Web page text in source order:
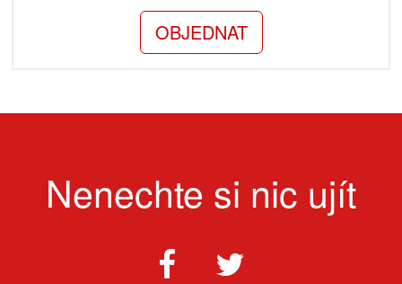
OBJEDNAT
Nenechte si nic ujít